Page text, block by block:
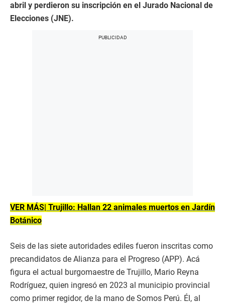
abril y perdieron su inscripción en el Jurado Nacional de
Elecciones (JNE).
VER MÁS| Trujillo: Hallan 22 animales muertos en Jardín
Botánico
Seis de las siete autoridades ediles fueron inscritas como
precandidatos de Alianza para el Progreso (APP). Acá
figura el actual burgomaestre de Trujillo, Mario Reyna
Rodríguez, quien ingresó en 2023 al municipio provincial
como primer regidor, de la mano de Somos Perú. Él, al